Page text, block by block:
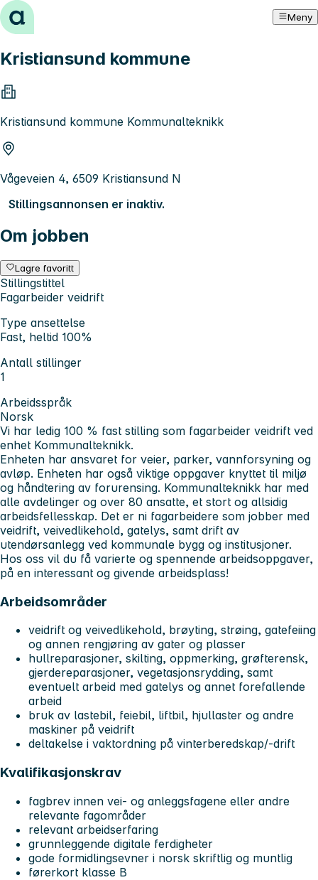
Hopp til innhold Meny
Kristiansund kommune
Kristiansund kommune Kommunalteknikk
Vågeveien 4, 6509 Kristiansund N
Stillingsannonsen er inaktiv.
Om jobben
Lagre favoritt
Stillingstittel
Fagarbeider veidrift
Type ansettelse
Fast, heltid 100%
Antall stillinger
1
Arbeidsspråk
Norsk
Vi har ledig 100 % fast stilling som fagarbeider veidrift ved
enhet Kommunalteknikk.
Enheten har ansvaret for veier, parker, vannforsyning og
avløp. Enheten har også viktige oppgaver knyttet til miljø
og håndtering av forurensing. Kommunalteknikk har med
alle avdelinger og over 80 ansatte, et stort og allsidig
arbeidsfellesskap. Det er ni fagarbeidere som jobber med
veidrift, veivedlikehold, gatelys, samt drift av
utendørsanlegg ved kommunale bygg og institusjoner.
Hos oss vil du få varierte og spennende arbeidsoppgaver,
på en interessant og givende arbeidsplass!
Arbeidsområder
veidrift og veivedlikehold, brøyting, strøing, gatefeiing
og annen rengjøring av gater og plasser
hullreparasjoner, skilting, oppmerking, grøfterensk,
gjerdereparasjoner, vegetasjonsrydding, samt
eventuelt arbeid med gatelys og annet forefallende
arbeid
bruk av lastebil, feiebil, liftbil, hjullaster og andre
maskiner på veidrift
deltakelse i vaktordning på vinterberedskap/-drift
Kvalifikasjonskrav
fagbrev innen vei- og anleggsfagene eller andre
relevante fagområder
relevant arbeidserfaring
grunnleggende digitale ferdigheter
gode formidlingsevner i norsk skriftlig og muntlig
førerkort klasse B